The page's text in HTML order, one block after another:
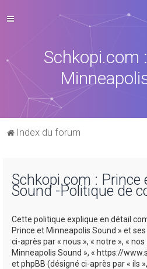
Schkopi.com
Index du forum
Schkopi.com : Prince
Sound -Politique de
Cette politique explique en détail
Prince et Minneapolis Sound » et
ci-après par « nous », « notre », «
Minneapolis Sound », « https://
et phpBB (désigné ci-après par « ils